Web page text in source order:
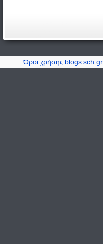
Όροι χρήσης blogs.sch.gr